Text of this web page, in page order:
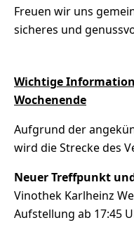
Freuen wir uns
sicheres und
Wichtige
Wochenende
Aufgrund der
wird die Strecke des
Neuer Treffpunkt
Vinothek Karlheinz
Aufstellung ab 17:45